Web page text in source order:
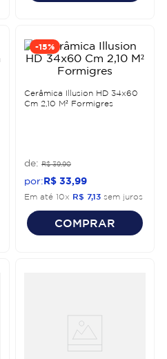
-15%
Cerâmica Illusion HD 34x60
Cm 2,10 M² Formigres
R$ 39,90
R$ 33 99
Em até 10x R$ 7,13 sem juros
COMPRAR